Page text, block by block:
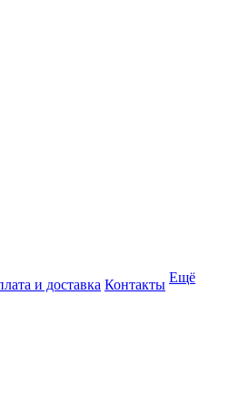
и доставка Контакты Ещё